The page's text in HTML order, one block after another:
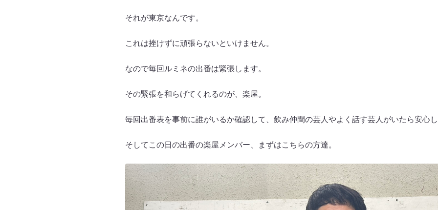
それが東京なんです。
これは挫けずに頑張らないといけません。
なので毎回ルミネの出番は緊張します。
その緊張を和らげてくれるのが、楽屋。
毎回出番表を事前に誰がいるか確認して、飲み仲間の芸人やよく話す芸人がいたら安心
そしてこの日の出番の楽屋メンバー、まずはこちらの方達。